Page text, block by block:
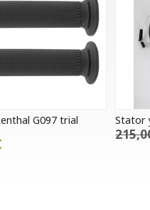
G097 trial Stator